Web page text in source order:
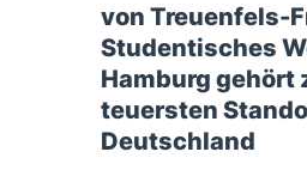
von Treuenfels-
Studentisches
Hamburg gehört
teuersten
Deutschland